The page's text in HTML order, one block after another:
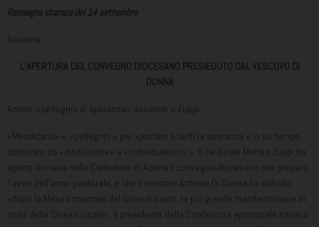
Rassegna stampa del 14 settembre
Avvenire
L’APERTURA DEL CONVEGNO DIOCESANO PRESIEDUTO DAL VESCOVO DI
DONNA
Acerra, «pellegrini di speranza» assieme a Zuppi
«Mendicanti» e «pellegrini » per «portare a tanti la speranza » in un tempo
dominato da «disillusione» e «individualismo ». Il cardinale Matteo Zuppi ha
aperto ieri sera nella Cattedrale di Acerra il convegno diocesano che prepara
l’avvio dell’anno pastorale, e che il vescovo Antonio Di Donna ha definito
«dopo la Messa crismale del Giovedì santo, la più grande manifestazione di
unità della Chiesa locale». Il presidente della Conferenza episcopale italiana